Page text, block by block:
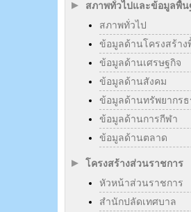
สภาพทั่วไปและข้อมูลพื้น
สภาพทั่วไป
ข้อมูลด้านโครงสร้าง
ข้อมูลด้านเศรษฐกิจ
ข้อมูลด้านสังคม
ข้อมูลด้านทรัพยากร
ข้อมูลด้านการกีฬา
ข้อมูลด้านตลาด
โครงสร้างส่วนราชการ
หัวหน้าส่วนราชการ
สำนักปลัดเทศบาล